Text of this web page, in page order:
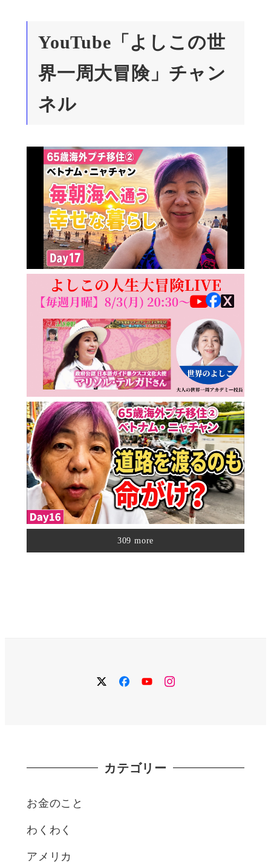
YouTube「よしこの世
界一周大冒険」チャン
ネル
309 more
twitterfacebook
YouTubeinstagram
カテゴリー
お金のこと
わくわく
アメリカ